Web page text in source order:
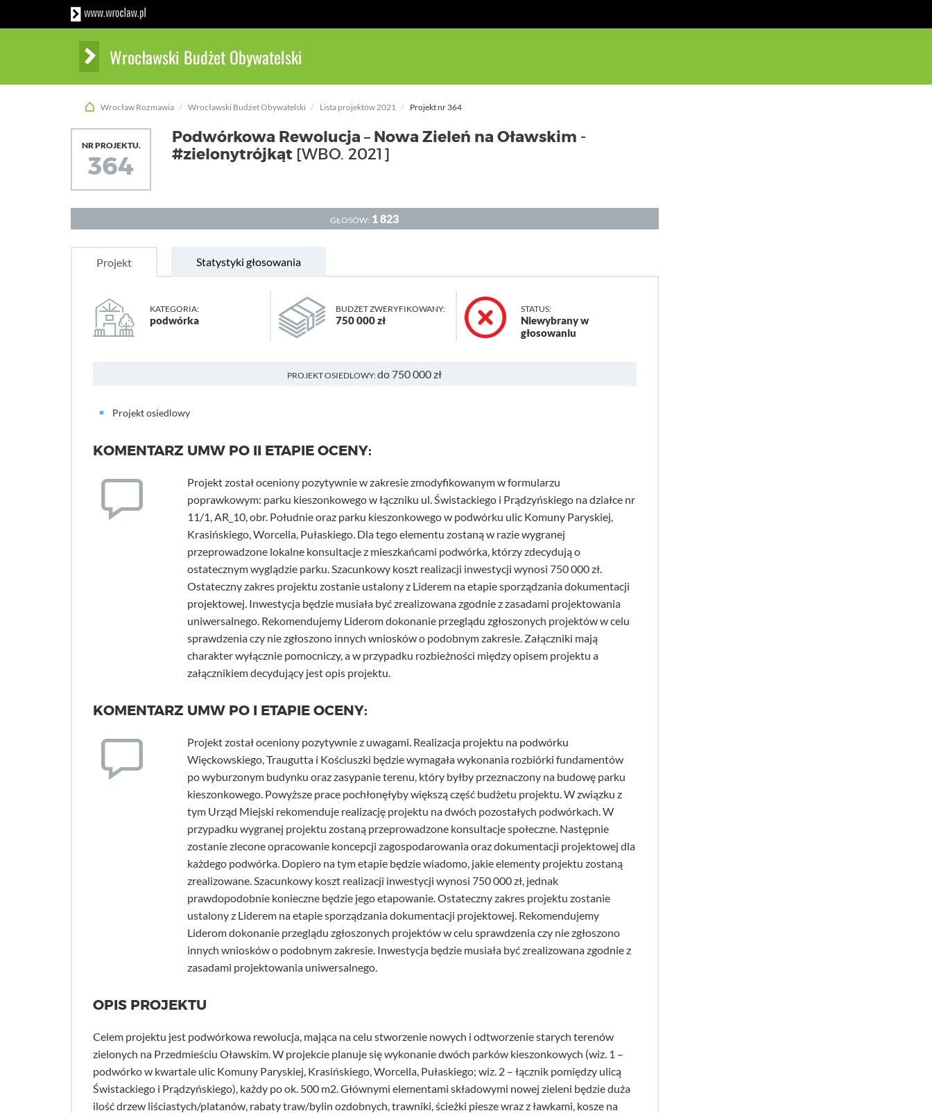
Wrocławski Budżet Obywatelski
Wrocław Rozmawia Wrocławski Budżet Obywatelski Lista projektów 2021 Projekt nr 364
NR PROJEKTU.
364
Podwórkowa Rewolucja – Nowa Zieleń na Oławskim -
#zielonytrójkąt [WBO. 2021]
GŁOSÓW: 1 823
Projekt Statystyki głosowania
KATEGORIA:
podwórka
BUDŻET ZWERYFIKOWANY:
750 000 zł
STATUS:
Niewybrany w
głosowaniu
PROJEKT OSIEDLOWY:do 750 000 zł
Projekt osiedlowy
KOMENTARZ UMW PO II ETAPIE OCENY:
Projekt został oceniony pozytywnie w zakresie zmodyfikowanym w formularzu
poprawkowym: parku kieszonkowego w łączniku ul. Świstackiego i Prądzyńskiego na działce nr
11/1, AR_10, obr. Południe oraz parku kieszonkowego w podwórku ulic Komuny Paryskiej,
Krasińskiego, Worcella, Pułaskiego. Dla tego elementu zostaną w razie wygranej
przeprowadzone lokalne konsultacje z mieszkańcami podwórka, którzy zdecydują o
ostatecznym wyglądzie parku. Szacunkowy koszt realizacji inwestycji wynosi 750 000 zł.
Ostateczny zakres projektu zostanie ustalony z Liderem na etapie sporządzania dokumentacji
projektowej. Inwestycja będzie musiała być zrealizowana zgodnie z zasadami projektowania
uniwersalnego. Rekomendujemy Liderom dokonanie przeglądu zgłoszonych projektów w celu
sprawdzenia czy nie zgłoszono innych wniosków o podobnym zakresie. Załączniki mają
charakter wyłącznie pomocniczy, a w przypadku rozbieżności między opisem projektu a
załącznikiem decydujący jest opis projektu.
KOMENTARZ UMW PO I ETAPIE OCENY:
Projekt został oceniony pozytywnie z uwagami. Realizacja projektu na podwórku
Więckowskiego, Traugutta i Kościuszki będzie wymagała wykonania rozbiórki fundamentów
po wyburzonym budynku oraz zasypanie terenu, który byłby przeznaczony na budowę parku
kieszonkowego. Powyższe prace pochłonęłyby większą część budżetu projektu. W związku z
tym Urząd Miejski rekomenduje realizację projektu na dwóch pozostałych podwórkach. W
przypadku wygranej projektu zostaną przeprowadzone konsultacje społeczne. Następnie
zostanie zlecone opracowanie koncepcji zagospodarowania oraz dokumentacji projektowej dla
każdego podwórka. Dopiero na tym etapie będzie wiadomo, jakie elementy projektu zostaną
zrealizowane. Szacunkowy koszt realizacji inwestycji wynosi 750 000 zł, jednak
prawdopodobnie konieczne będzie jego etapowanie. Ostateczny zakres projektu zostanie
ustalony z Liderem na etapie sporządzania dokumentacji projektowej. Rekomendujemy
Liderom dokonanie przeglądu zgłoszonych projektów w celu sprawdzenia czy nie zgłoszono
innych wniosków o podobnym zakresie. Inwestycja będzie musiała być zrealizowana zgodnie z
zasadami projektowania uniwersalnego.
OPIS PROJEKTU
Celem projektu jest podwórkowa rewolucja, mająca na celu stworzenie nowych i odtworzenie starych terenów
zielonych na Przedmieściu Oławskim. W projekcie planuje się wykonanie dwóch parków kieszonkowych (wiz. 1 –
podwórko w kwartale ulic Komuny Paryskiej, Krasińskiego, Worcella, Pułaskiego; wiz. 2 – łącznik pomiędzy ulicą
Świstackiego i Prądzyńskiego), każdy po ok. 500 m2. Głównymi elementami składowymi nowej zieleni będzie duża
ilość drzew liściastych/platanów, rabaty traw/bylin ozdobnych, trawniki, ścieżki piesze wraz z ławkami, kosze na